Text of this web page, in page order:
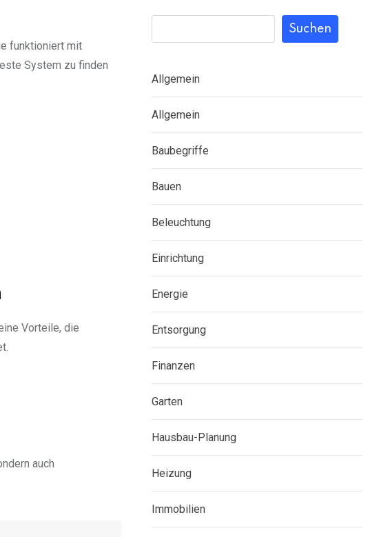
funktioniert mit
System zu finden
Vorteile, die
auch
Suchen
Allgemein
Allgemein
Baubegriffe
Bauen
Beleuchtung
Einrichtung
Energie
Entsorgung
Finanzen
Garten
Hausbau-Planung
Heizung
Immobilien